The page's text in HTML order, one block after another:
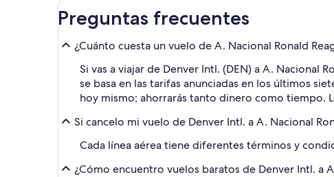
Preguntas frecuentes
¿Cuánto cuesta un vuelo de A. Nacional Ronald
Si vas a viajar de Denver Intl. (DEN) a A. Nacional
se basa en las tarifas anunciadas en los últimos
hoy mismo; ahorrarás tanto dinero como tiempo.
Si cancelo mi vuelo de Denver Intl. a A. Nacional
Cada línea aérea tiene diferentes términos y
¿Cómo encuentro vuelos baratos de Denver Intl. a